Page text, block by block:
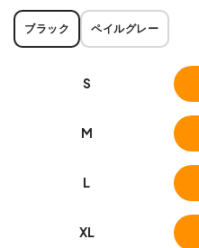
ブラック ペイルグレー
S
M
L
XL